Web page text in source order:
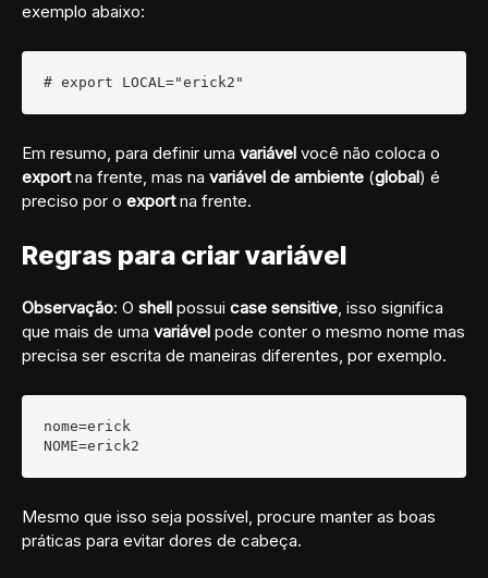
exemplo abaixo:
# export LOCAL="erick2"
Em resumo, para definir uma variável você não coloca o
exportna frente, mas na variável de ambiente (global) é
preciso por o exportna frente.
Regras para criar variável
Observação: O shell possui case sensitive, isso significa
que mais de uma variável pode conter o mesmo nome mas
precisa ser escrita de maneiras diferentes, por exemplo.
nome=erick
NOME=erick2
Mesmo que isso seja possível, procure manter as boas
práticas para evitar dores de cabeça.